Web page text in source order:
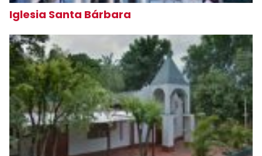
Iglesia Santa Bárbara